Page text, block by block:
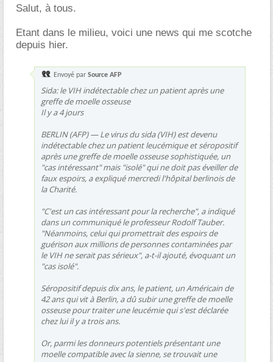
Salut, à tous.
Etant dans le milieu, voici une news qui me scotche
depuis hier.
Envoyé par Source AFP
Sida: le VIH indétectable chez un patient après une
greffe de moelle osseuse
Il y a 4 jours
BERLIN (AFP) — Le virus du sida (VIH) est devenu
indétectable chez un patient leucémique et séropositif
après une greffe de moelle osseuse sophistiquée, un
"cas intéressant" mais "isolé" qui ne doit pas éveiller de
faux espoirs, a expliqué mercredi l'hôpital berlinois de
la Charité.
"C'est un cas intéressant pour la recherche", a indiqué
dans un communiqué le professeur Rodolf Tauber.
"Néanmoins, celui qui promettrait des espoirs de
guérison aux millions de personnes contaminées par
le VIH ne serait pas sérieux", a-t-il ajouté, évoquant un
"cas isolé".
Séropositif depuis dix ans, le patient, un Américain de
42 ans qui vit à Berlin, a dû subir une greffe de moelle
osseuse pour traiter une leucémie qui s'est déclarée
chez lui il y a trois ans.
Or, parmi les donneurs potentiels présentant une
moelle compatible avec la sienne, se trouvait une